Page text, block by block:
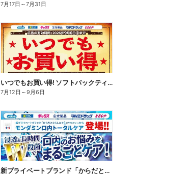
7月17日 ～7月31日
いつでもお買い得! ソフトパックティッシュ
7月12日 ～9月6日
新プライベートブランド「からだとくらしに+1(プラスワン)」よりモンダミン口内トータルケア登場!